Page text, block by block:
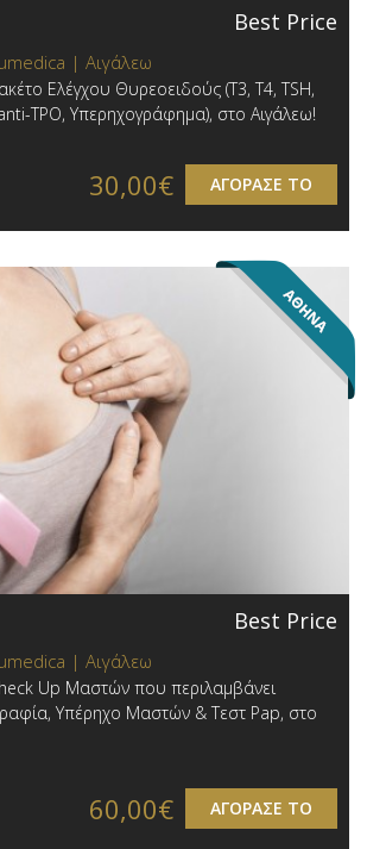
Best Price
| Αιγάλεω
Ελέγχου Θυρεοειδούς (T3, T4, TSH,
TPO, Υπερηχογράφημα), στο Αιγάλεω!
ΑΓΟΡΑΣΕ ΤΟ
30,00€
Best Price
| Αιγάλεω
Up Μαστών που περιλαμβάνει
Υπέρηχο Μαστών & Τεστ Pap, στο
ΑΓΟΡΑΣΕ ΤΟ
60,00€